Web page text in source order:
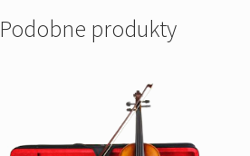
Podobne produkty